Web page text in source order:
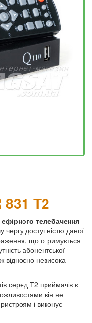
T2
телебачення
чергу доступністю даної
що отримується
абонентської
відносно невисока
серед Т2 приймачів є
він не
і виконує